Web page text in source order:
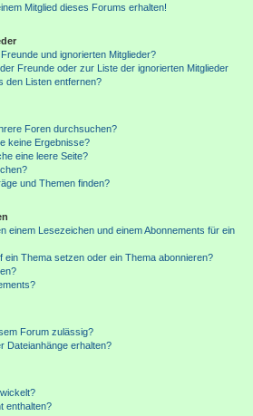
Mitglied dieses Forums erhalten!
und ignorierten Mitglieder?
Freunde oder zur Liste der ignorierten Mitglieder
den Listen entfernen?
Foren durchsuchen?
keine Ergebnisse?
eine leere Seite?
und Themen finden?
einem Lesezeichen und einem Abonnements für ein
ein Thema setzen oder ein Thema abonnieren?
Forum zulässig?
Dateianhänge erhalten?
enthalten?